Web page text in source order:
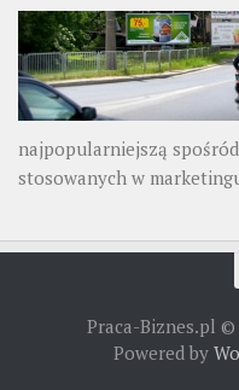
najpopularniejszą
stosowanych w
Praca-Biznes.pl ©
Powered by